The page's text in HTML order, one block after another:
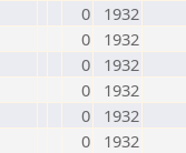
0
1932
0
1932
0
1932
0
1932
0
1932
0
1932